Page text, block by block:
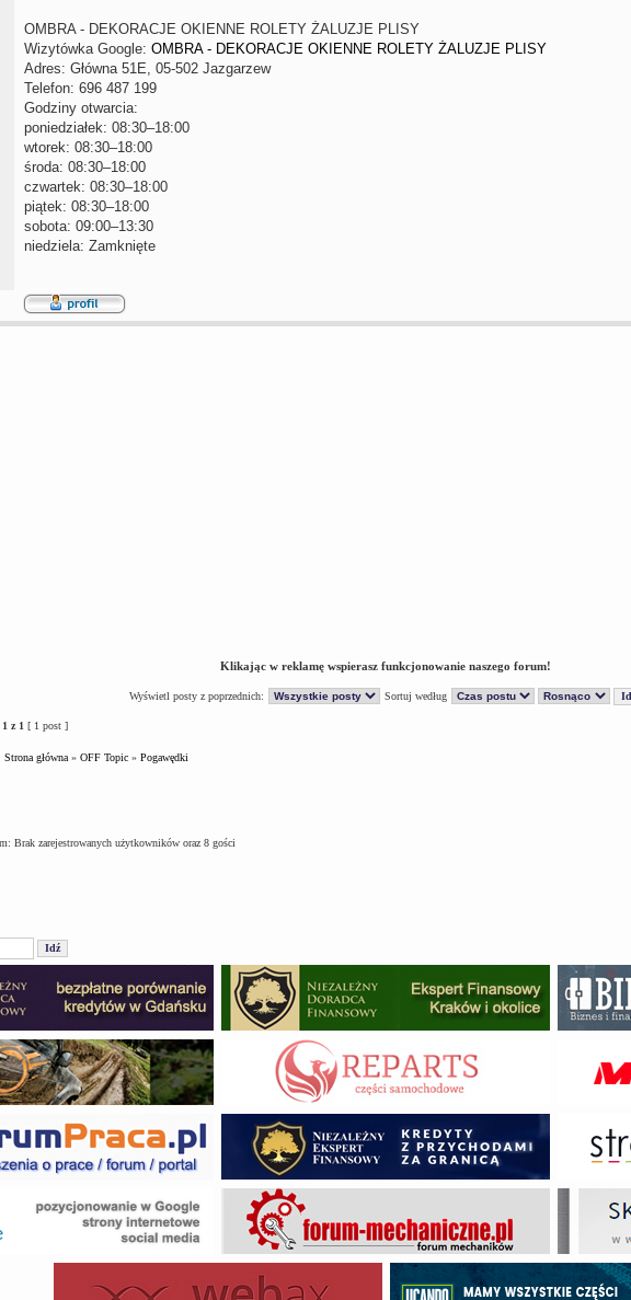
OMBRA - DEKORACJE OKIENNE ROLETY ŻALUZJE PLISY
Wizytówka Google: OMBRA - DEKORACJE OKIENNE ROLETY ŻALUZJE PLISY
Adres: Główna 51E, 05-502 Jazgarzew
Telefon: 696 487 199
Godziny otwarcia:
poniedziałek: 08:30–18:00
wtorek: 08:30–18:00
środa: 08:30–18:00
czwartek: 08:30–18:00
piątek: 08:30–18:00
sobota: 09:00–13:30
niedziela: Zamknięte
Klikając w reklamę wspierasz funkcjonowanie naszego forum!
Wyświetl posty z poprzednich:
Sortuj według
1 z 1 [ 1 post ]
Strona główna» OFF Topic» Pogawędki
Brak zarejestrowanych użytkowników oraz 8 gości